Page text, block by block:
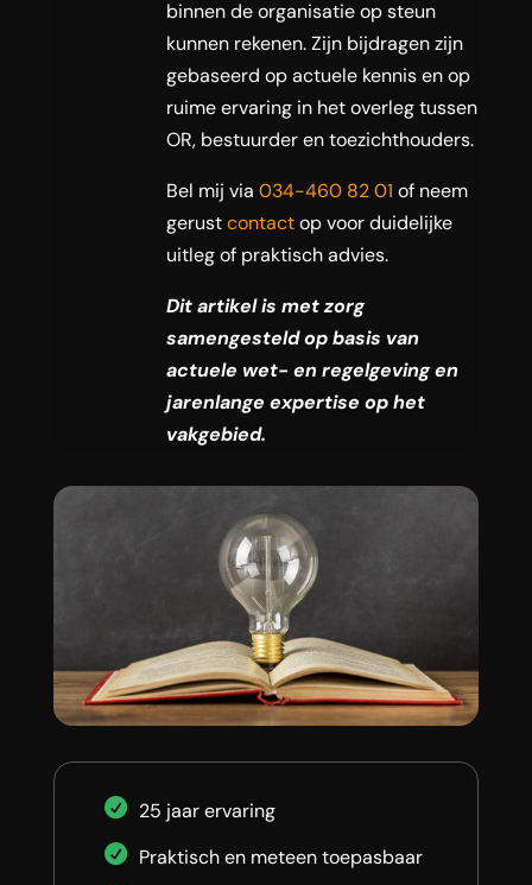
binnen de organisatie op steun
kunnen rekenen. Zijn bijdragen zijn
gebaseerd op actuele kennis en op
ruime ervaring in het overleg tussen
OR, bestuurder en toezichthouders.
Bel mij via 034-460 82 01 of neem
gerustcontactop voor duidelijke
uitleg of praktisch advies.
Dit artikel is met zorg
samengesteld op basis van
actuele wet- en regelgeving en
jarenlange expertise op het
vakgebied.
25 jaar ervaring
Praktisch en meteen toepasbaar